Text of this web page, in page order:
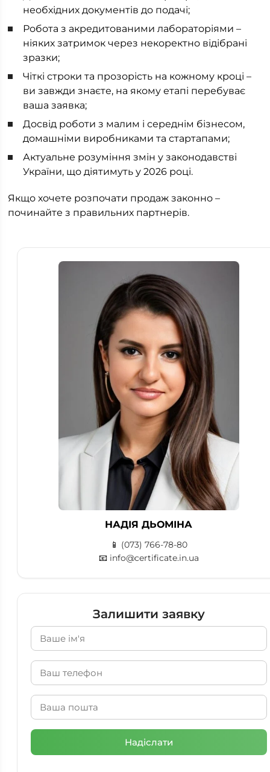
необхідних документів до подачі;
Робота з акредитованими лабораторіями –
ніяких затримок через некоректно відібрані
зразки;
Чіткі строки та прозорість на кожному кроці –
ви завжди знаєте, на якому етапі перебуває
ваша заявка;
Досвід роботи з малим і середнім бізнесом,
домашніми виробниками та стартапами;
Актуальне розуміння змін у законодавстві
України, що діятимуть у 2026 році.
Якщо хочете розпочати продаж законно –
починайте з правильних партнерів.
НАДІЯ ДЬОМІНА
📱 (073) 766-78-80
📧 info@certificate.in.ua
Залишити заявку